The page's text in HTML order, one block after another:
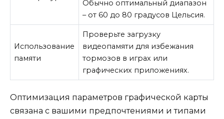
Обычно оптимальный диапазон
– от 60 до 80 градусов Цельсия.
Использование
памяти
Проверьте загрузку
видеопамяти для избежания
тормозов в играх или
графических приложениях.
Оптимизация параметров графической карты
связана с вашими предпочтениями и типами